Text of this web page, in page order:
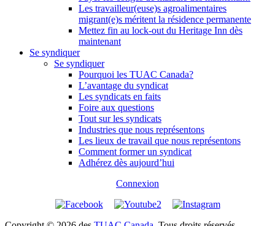
Les travailleur(euse)s agroalimentaires
migrant(e)s méritent la résidence permanente
Mettez fin au lock-out du Heritage Inn dès
maintenant
Se syndiquer
Se syndiquer
Pourquoi les TUAC Canada?
L’avantage du syndicat
Les syndicats en faits
Foire aux questions
Tout sur les syndicats
Industries que nous représentons
Les lieux de travail que nous représentons
Comment former un syndicat
Adhérez dès aujourd’hui
Connexion